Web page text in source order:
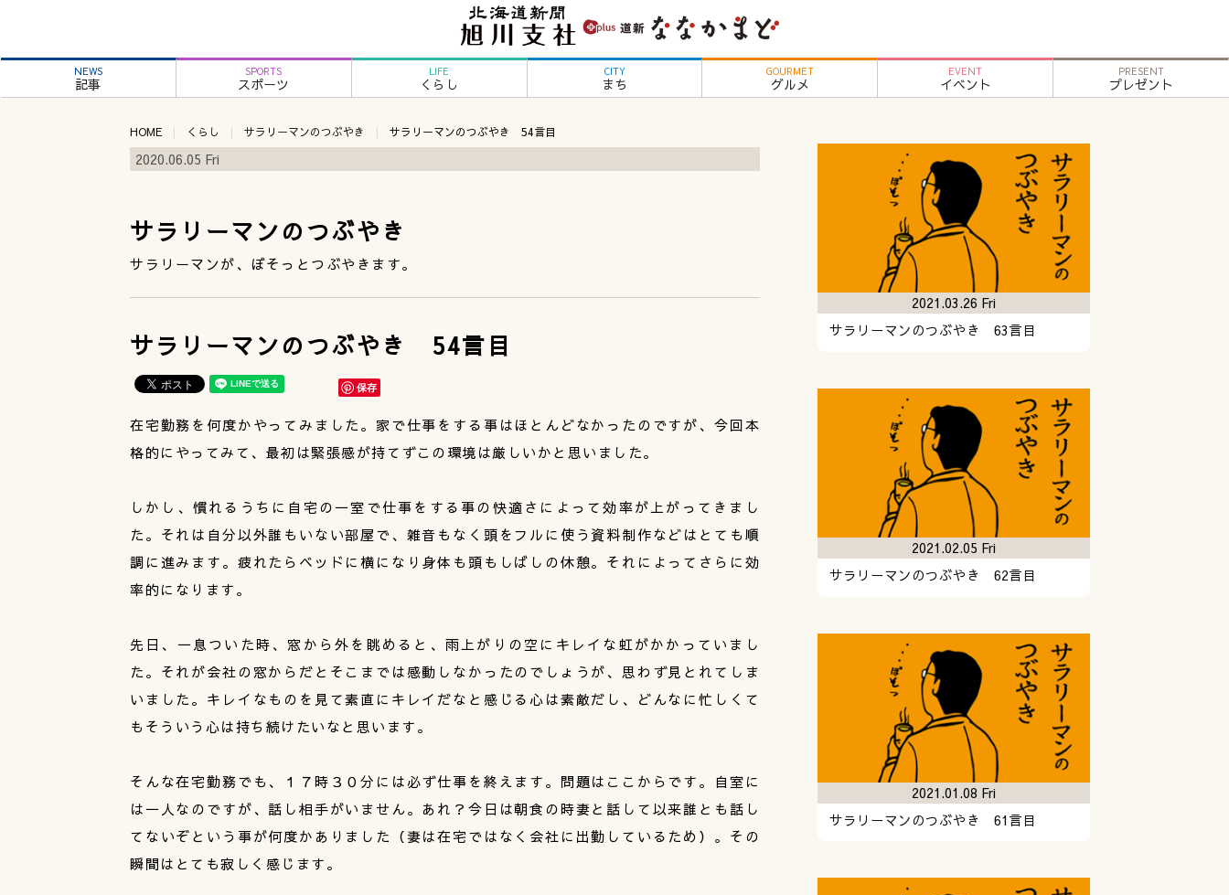
NEWS
記事
SPORTS
スポーツ
LIFE
くらし
CITY
まち
GOURMET
グルメ
EVENT
イベント
PRESENT
プレゼント
HOME くらし サラリーマンのつぶやき サラリーマンのつぶやき 54言目
2020.06.05 Fri
サラリーマンのつぶやき
サラリーマンが、ぼそっとつぶやきます。
サラリーマンのつぶやき 54言目
保存
在宅勤務を何度かやってみました。家で仕事をする事はほとんどなかったのですが、今回本
格的にやってみて、最初は緊張感が持てずこの環境は厳しいかと思いました。
しかし、慣れるうちに自宅の一室で仕事をする事の快適さによって効率が上がってきまし
た。それは自分以外誰もいない部屋で、雑音もなく頭をフルに使う資料制作などはとても順
調に進みます。疲れたらベッドに横になり身体も頭もしばしの休憩。それによってさらに効
率的になります。
先日、一息ついた時、窓から外を眺めると、雨上がりの空にキレイな虹がかかっていまし
た。それが会社の窓からだとそこまでは感動しなかったのでしょうが、思わず見とれてしま
いました。キレイなものを見て素直にキレイだなと感じる心は素敵だし、どんなに忙しくて
もそういう心は持ち続けたいなと思います。
そんな在宅勤務でも、１７時３０分には必ず仕事を終えます。問題はここからです。自室に
は一人なのですが、話し相手がいません。あれ？今日は朝食の時妻と話して以来誰とも話し
てないぞという事が何度かありました（妻は在宅ではなく会社に出勤しているため）。その
瞬間はとても寂しく感じます。
サラリーマンのつぶやき 63言目
2021.03.26 Fri
サラリーマンのつぶやき 62言目
2021.02.05 Fri
サラリーマンのつぶやき 61言目
2021.01.08 Fri